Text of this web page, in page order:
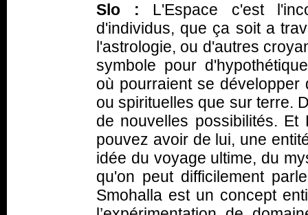
Slo : L'Espace c'est
d'individus, que ça soit a
l'astrologie, ou d'autres
symbole pour
où pourraient se développer
ou spirituelles que sur terre.
de nouvelles possibilités.
pouvez avoir de lui, une
idée du voyage ultime, du
qu'on peut difficilement
Smohalla est un concept